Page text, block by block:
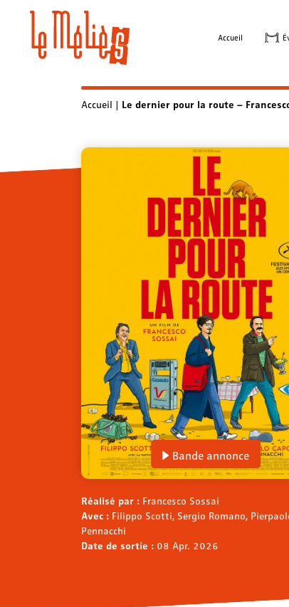
Accueil
Accueil | Le dernier pour la route –
Bande annonce
Réalisé par : Francesco Sossai
Avec : Filippo Scotti, Sergio Romano,
Pennacchi
Date de sortie : 08 Apr. 2026